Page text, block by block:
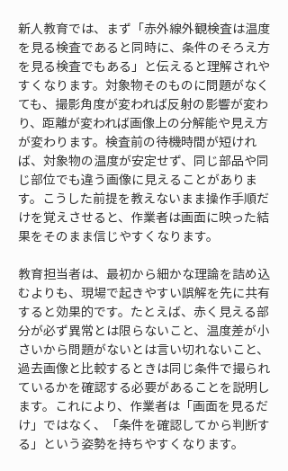
新人教育では、まず「赤外線外観検査は温度
を見る検査であると同時に、条件のそろえ方
を見る検査でもある」と伝えると理解されや
すくなります。対象物そのものに問題がなく
ても、撮影角度が変われば反射の影響が変わ
り、距離が変われば画像上の分解能や見え方
が変わります。検査前の待機時間が短けれ
ば、対象物の温度が安定せず、同じ部品や同
じ部位でも違う画像に見えることがありま
す。こうした前提を教えないまま操作手順だ
けを覚えさせると、作業者は画面に映った結
果をそのまま信じやすくなります。
教育担当者は、最初から細かな理論を詰め込
むよりも、現場で起きやすい誤解を先に共有
すると効果的です。たとえば、赤く見える部
分が必ず異常とは限らないこと、温度差が小
さいから問題がないとは言い切れないこと、
過去画像と比較するときは同じ条件で撮られ
ているかを確認する必要があることを説明し
ます。これにより、作業者は「画面を見るだ
け」ではなく、「条件を確認してから判断す
る」という姿勢を持ちやすくなります。